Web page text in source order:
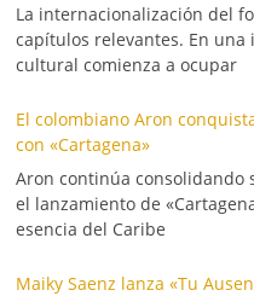
La internacionalización del
capítulos relevantes. En
cultural comienza a ocupar
El colombiano Aron
con «Cartagena»
Aron continúa consolidando
el lanzamiento de
esencia del Caribe
Maiky Saenz lanza «Tu